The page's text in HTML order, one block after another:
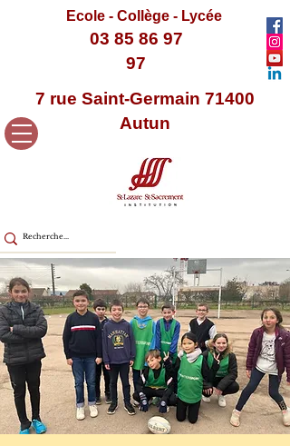
Ecole - Collège - Lycée
03 85 86 97
97
7 rue Saint-Germain 71400
Autun